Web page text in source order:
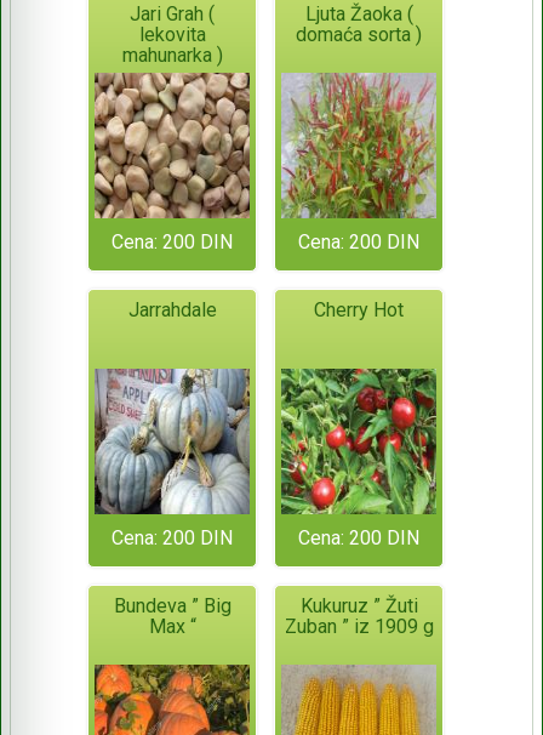
Jari Grah (
lekovita
mahunarka )
Cena: 200 DIN
Ljuta Žaoka (
domaća sorta )
Cena: 200 DIN
Jarrahdale
Cena: 200 DIN
Cherry Hot
Cena: 200 DIN
Bundeva ” Big
Max “
Kukuruz ” Žuti
Zuban ” iz 1909 g